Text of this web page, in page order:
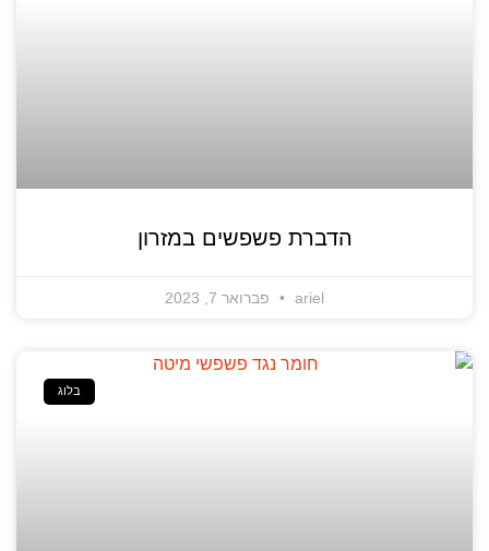
הדברת פשפשים במזרון
ariel פברואר 7, 2023
בלוג